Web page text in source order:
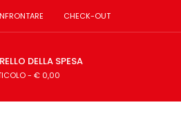
CHECK-OUT
DELLA SPESA
- € 0,00